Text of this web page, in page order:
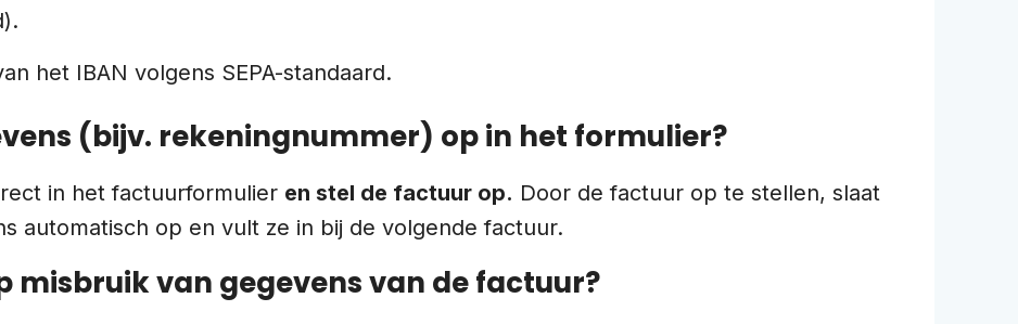
het IBAN volgens SEPA-standaard.
(bijv. rekeningnummer) op in het formulier?
in het factuurformulier en stel de factuur op. Door de factuur op te stellen, slaat
automatisch op en vult ze in bij de volgende factuur.
misbruik van gegevens van de factuur?